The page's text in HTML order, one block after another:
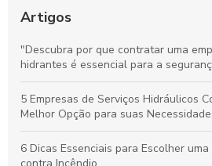
Conhecimento
Proteja Seu Patrimônio: Descubra
Prevenção Contra Incêndio Pode
Elaboração de projeto de combate a
espaço com eficácia
Artigos
"Descubra por que contratar uma
hidrantes é essencial para a
5 Empresas de Serviços Hidráulicos
Melhor Opção para suas
6 Dicas Essenciais para Escolher